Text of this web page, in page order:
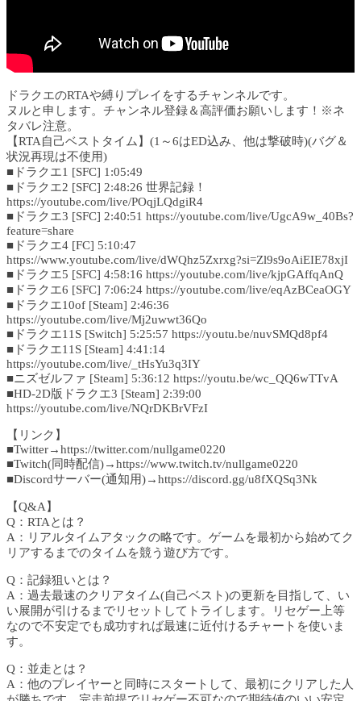
ドラクエのRTAや縛りプレイをするチャンネルです。
ヌルと申します。チャンネル登録＆高評価お願いします！※ネ
タバレ注意。
【RTA自己ベストタイム】(1～6はED込み、他は撃破時)(バグ＆
状況再現は不使用)
■ドラクエ1 [SFC] 1:05:49
■ドラクエ2 [SFC] 2:48:26 世界記録！
https://youtube.com/live/POqjLQdgiR4
■ドラクエ3 [SFC] 2:40:51 https://youtube.com/live/UgcA9w_40Bs?
feature=share
■ドラクエ4 [FC] 5:10:47
https://www.youtube.com/live/dWQhz5Zxrxg?si=Zl9s9oAiEIE78xjI
■ドラクエ5 [SFC] 4:58:16 https://youtube.com/live/kjpGAffqAnQ
■ドラクエ6 [SFC] 7:06:24 https://youtube.com/live/eqAzBCeaOGY
■ドラクエ10of [Steam] 2:46:36
https://youtube.com/live/Mj2uwwt36Qo
■ドラクエ11S [Switch] 5:25:57 https://youtu.be/nuvSMQd8pf4
■ドラクエ11S [Steam] 4:41:14
https://youtube.com/live/_tHsYu3q3IY
■ニズゼルファ [Steam] 5:36:12 https://youtu.be/wc_QQ6wTTvA
■HD-2D版ドラクエ3 [Steam] 2:39:00
https://youtube.com/live/NQrDKBrVFzI
【リンク】
■Twitter→https://twitter.com/nullgame0220
■Twitch(同時配信)→https://www.twitch.tv/nullgame0220
■Discordサーバー(通知用)→https://discord.gg/u8fXQSq3Nk
【Q&A】
Q：RTAとは？
A：リアルタイムアタックの略です。ゲームを最初から始めてク
リアするまでのタイムを競う遊び方です。
Q：記録狙いとは？
A：過去最速のクリアタイム(自己ベスト)の更新を目指して、い
い展開が引けるまでリセットしてトライします。リセゲー上等
なので不安定でも成功すれば最速に近付けるチャートを使いま
す。
Q：並走とは？
A：他のプレイヤーと同時にスタートして、最初にクリアした人